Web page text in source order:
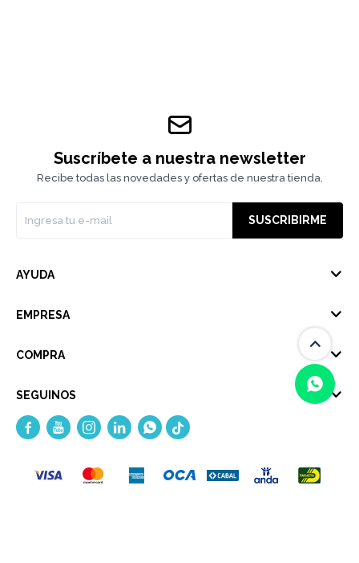
Suscríbete a nuestra newsletter
Recibe todas las novedades y ofertas de nuestra tienda.
SUSCRIBIRME
AYUDA
EMPRESA
COMPRA
SEGUINOS
    